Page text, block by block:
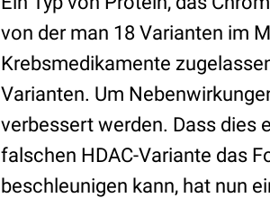
von der man 18 Varianten im
Krebsmedikamente
Varianten. Um
verbessert werden. Dass dies
falschen HDAC-Variante das
beschleunigen kann, hat nun